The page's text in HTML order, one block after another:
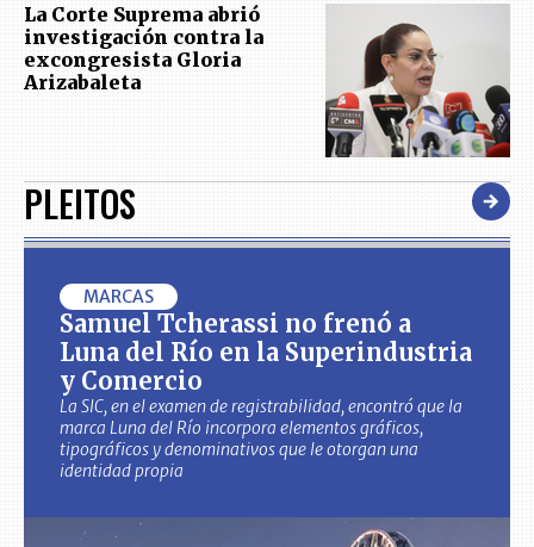
La Corte Suprema abrió
investigación contra la
excongresista Gloria
Arizabaleta
PLEITOS
MARCAS
Samuel Tcherassi no frenó a
Luna del Río en la Superindustria
y Comercio
La SIC, en el examen de registrabilidad, encontró que la
marca Luna del Río incorpora elementos gráficos,
tipográficos y denominativos que le otorgan una
identidad propia